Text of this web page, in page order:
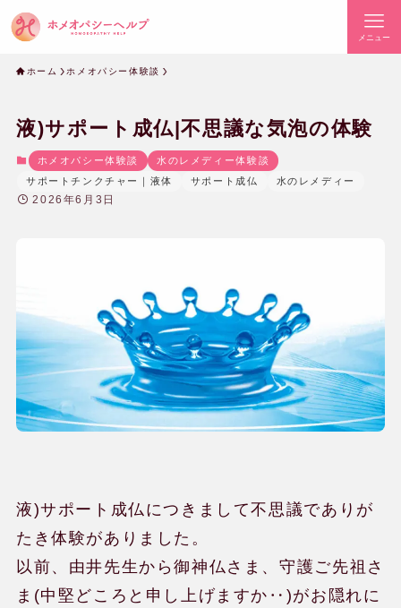
メニュー
ホーム ホメオパシー体験談
液)サポート成仏|不思議な気泡の体験
ホメオパシー体験談
水のレメディー体験談
サポートチンクチャー｜液体
サポート成仏 水のレメディー
2026年6月3日
液)サポート成仏につきまして不思議でありが
たき体験がありました。
以前、由井先生から御神仏さま、守護ご先祖さ
ま(中堅どころと申し上げますか‥)がお隠れに